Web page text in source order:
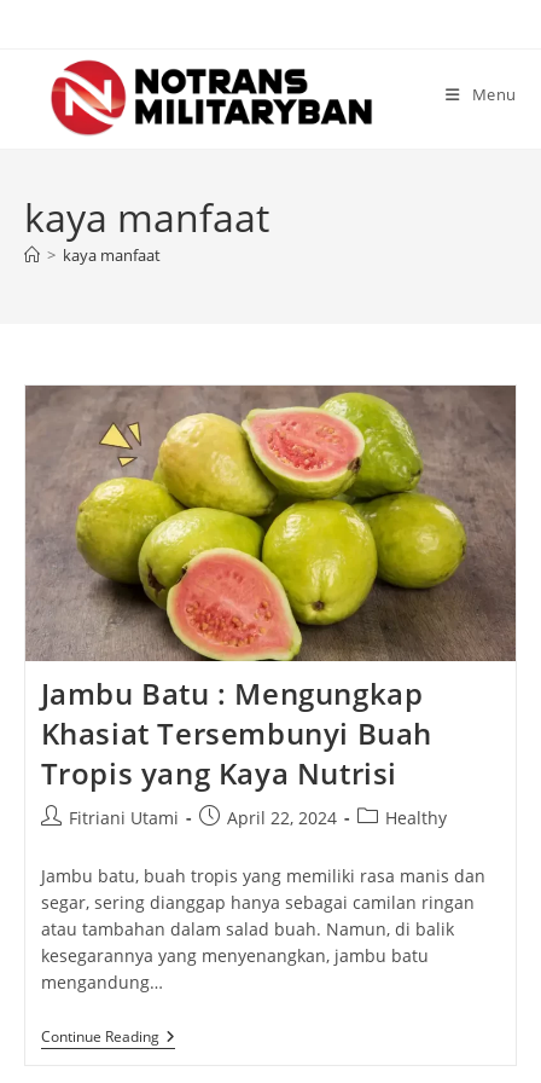
content
Menu
kaya manfaat
> kaya manfaat
Jambu Batu : Mengungkap
Khasiat Tersembunyi Buah
Tropis yang Kaya Nutrisi
PostFitriani Utami
PostApril 22, 2024
PostHealthy
Jambu batu, buah tropis yang memiliki rasa manis dan
segar, sering dianggap hanya sebagai camilan ringan
atau tambahan dalam salad buah. Namun, di balik
kesegarannya yang menyenangkan, jambu batu
mengandung…
Continue ReadingJambu
Batu